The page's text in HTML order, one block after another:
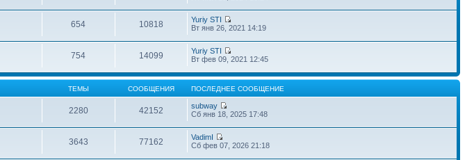
654 10818
Yuriy STI
Вт янв 26, 2021 14:19
754 14099
Yuriy STI
Вт фев 09, 2021 12:45
ТЕМЫ СООБЩЕНИЯ ПОСЛЕДНЕЕ СООБЩЕНИЕ
2280 42152
subway
Сб янв 18, 2025 17:48
3643 77162
VadimI
Сб фев 07, 2026 21:18